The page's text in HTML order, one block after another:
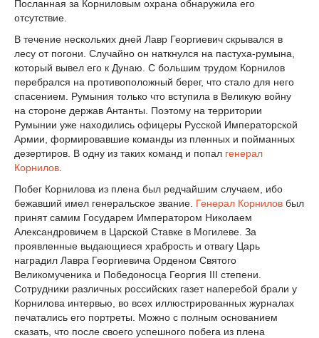
Посланная за Корниловым охрана обнаружила его
отсутствие.
В течение нескольких дней Лавр Георгиевич скрывался в
лесу от погони. Случайно он наткнулся на пастуха-румына,
который вывел его к Дунаю. С большим трудом Корнилов
перебрался на противоположный берег, что стало для него
спасением. Румыния только что вступила в Великую войну
на стороне держав Антанты. Поэтому на территории
Румынии уже находились офицеры Русской Императорской
Армии, формировавшие команды из пленных и пойманных
дезертиров. В одну из таких команд и попал генерал
Корнилов
Побег Корнилова из плена был редчайшим случаем, ибо
бежавший имел генеральское звание. Генерал Корнилов был
принят самим Государем Императором Николаем
Александровичем в Царской Ставке в Могилеве. За
проявленные выдающиеся храбрость и отвагу Царь
наградил Лавра Георгиевича Орденом Святого
Великомученика и Победоносца Георгия III степени.
Сотрудники различных российских газет наперебой брали у
Корнилова интервью, во всех иллюстрированных журналах
печатались его портреты. Можно с полным основанием
сказать, что после своего успешного побега из плена